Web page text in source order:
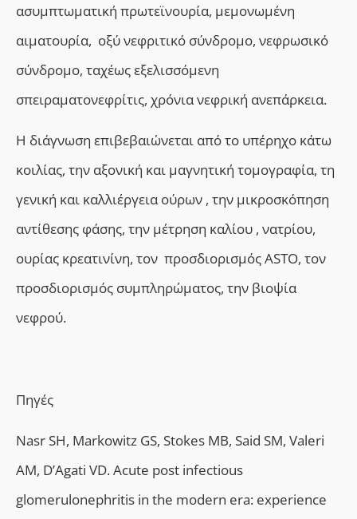
ασυμπτωματική πρωτεϊνουρία, μεμονωμένη
αιματουρία, οξύ νεφριτικό σύνδρομο, νεφρωσικό
σύνδρομο, ταχέως εξελισσόμενη
σπειραματονεφρίτις, χρόνια νεφρική ανεπάρκεια.
Η διάγνωση επιβεβαιώνεται από το υπέρηχο κάτω
κοιλίας, την αξονική και μαγνητική τομογραφία, τη
γενική και καλλιέργεια ούρων , την μικροσκόπηση
αντίθεσης φάσης, την μέτρηση καλίου , νατρίου,
ουρίας κρεατινίνη, τον προσδιορισμός ASTO, τον
προσδιορισμός συμπληρώματος, την βιοψία
νεφρού.
Πηγές
Nasr SH, Markowitz GS, Stokes MB, Said SM, Valeri
AM, D’Agati VD. Acute post infectious
glomerulonephritis in the modern era: experience